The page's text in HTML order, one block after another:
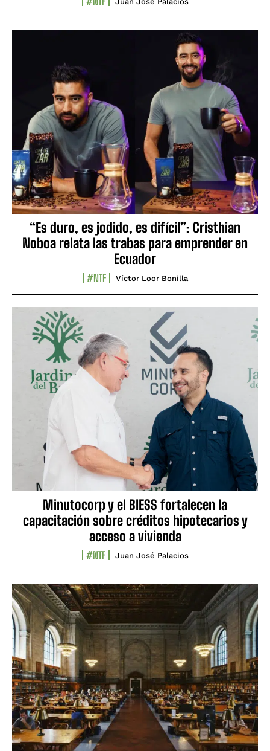
“Es duro, es jodido, es difícil”: Cristhian
Noboa relata las trabas para emprender en
Ecuador
#NTF Víctor Loor Bonilla
Minutocorp y el BIESS fortalecen la
capacitación sobre créditos hipotecarios y
acceso a vivienda
#NTF Juan José Palacios